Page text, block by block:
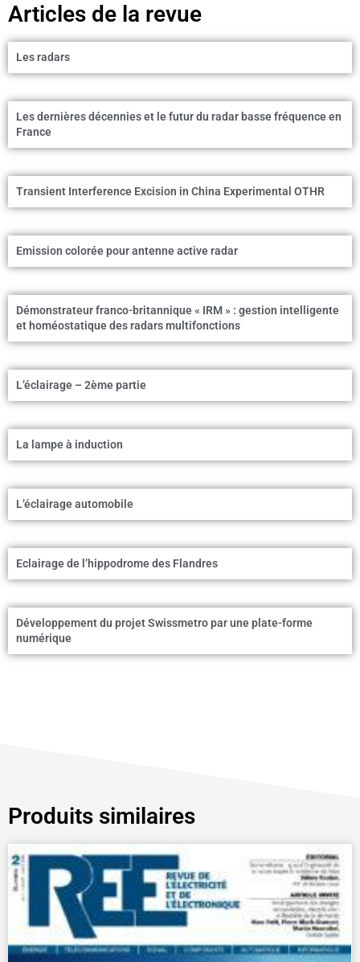
Articles de la revue
Les radars
Les dernières décennies et le futur du radar basse fréquence en
France
Transient Interference Excision in China Experimental OTHR
Emission colorée pour antenne active radar
Démonstrateur franco-britannique « IRM » : gestion intelligente
et homéostatique des radars multifonctions
L’éclairage – 2ème partie
La lampe à induction
L’éclairage automobile
Eclairage de l’hippodrome des Flandres
Développement du projet Swissmetro par une plate-forme
numérique
Produits similaires